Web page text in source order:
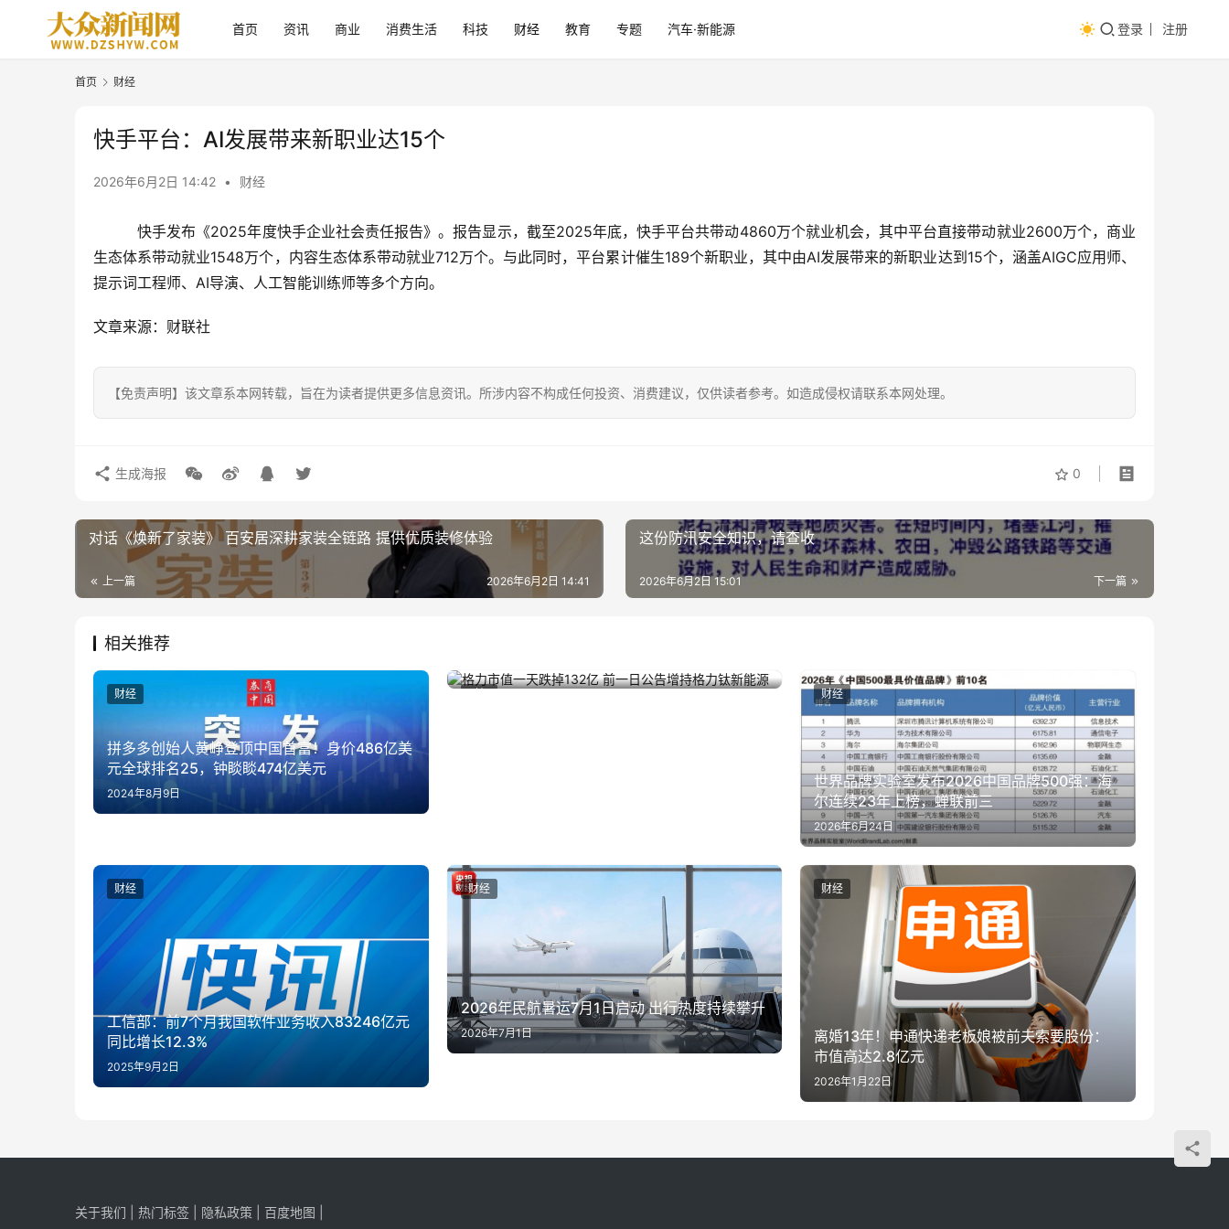
首页 资讯 商业 消费生活 科技 财经 教育 专题 汽车·新能源 登录 注册
首页 财经
快手平台：AI发展带来新职业达15个
2026年6月2日 14:42 • 财经
快手发布《2025年度快手企业社会责任报告》。报告显示，截至2025年底，快手平台共带动4860万个就业机会，其中平台直接带动就业2600万个，商业
生态体系带动就业1548万个，内容生态体系带动就业712万个。与此同时，平台累计催生189个新职业，其中由AI发展带来的新职业达到15个，涵盖AIGC应用师、
提示词工程师、AI导演、 人工智能训练师等多个方向。
文章来源：财联社
【免责声明】该文章系本网转载，旨在为读者提供更多信息资讯。所涉内容不构成任何投资、消费建议，仅供读者参考。如造成侵权请联系本网处理。
0
生成海报
对话《焕新了家装》 百安居深耕家装全链路 提供优质装修体验
上一篇 2026年6月2日 14:41
这份防汛安全知识，请查收
下一篇
2026年6月2日 15:01
相关推荐
拼多多创始人黄峥登顶中国首富！身价486亿美
元全球排名25，钟睒睒474亿美元
2024年8月9日
财经
格力市值一天跌掉132亿 前一日公告增持格力钛
2023年12月21日
世界品牌实验室发布2026中国品牌500强：海
尔连续23年上榜，蝉联前三
2026年6月24日
财经
工信部：前7个月我国软件业务收入83246亿元
同比增长12.3%
2025年9月2日
财经
2026年民航暑运7月1日启动 出行热度持续攀升
2026年7月1日
财经
离婚13年！申通快递老板娘被前夫索要股份：
市值高达2.8亿元
2026年1月22日
财经
关于我们 热门标签 隐私政策 百度地图